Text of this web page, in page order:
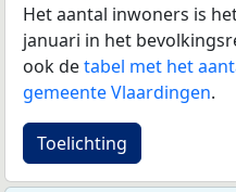
Het aantal inwoners is
januari in het
ook detabel met het
gemeente Vlaardingen.
Toelichting